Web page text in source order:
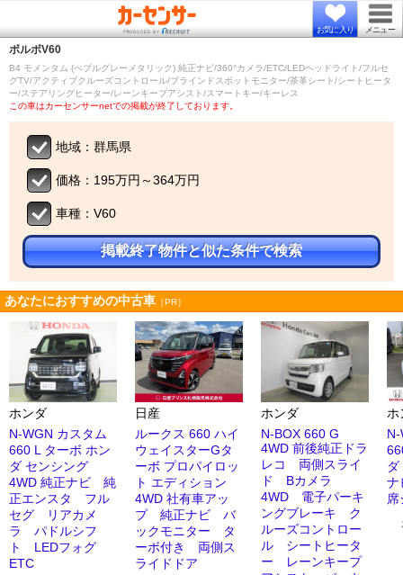
お気に入り メニュー
ボルボV60
B4 モメンタム (ぺブルグレーメタリック) 純正ナビ/360°カメラ/ETC/LEDヘッドライト/フルセ
グTV/アクティブクルーズコントロール/ブラインドスポットモニター/茶革シート/シートヒータ
ー/ステアリングヒーター/レーンキープアシスト/スマートキー/キーレス
この車はカーセンサーnetでの掲載が終了しております。
地域：群馬県
価格：195万円～364万円
車種：V60
掲載終了物件と似た条件で検索
あなたにおすすめの中古車 ［PR］
ホンダ
N-WGN カスタム
660 L ターボ ホン
ダ センシング
4WD 純正ナビ 純
正エンスタ フル
セグ リアカメ
ラ パドルシフ
ト LEDフォグ
ETC
日産
ルークス 660 ハイ
ウェイスターGタ
ーボ プロパイロッ
ト エディション
4WD 社有車アッ
プ 純正ナビ バ
ックモニター タ
ーボ付き 両側ス
ライドドア
ホンダ
N-BOX 660 G
4WD 前後純正ドラ
レコ 両側スライ
ド Bカメラ
4WD 電子パーキ
ングブレーキ ク
ルーズコントロー
ル シートヒータ
ー レーンキープ
ホ